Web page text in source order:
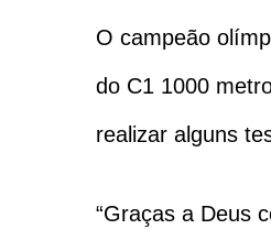
O campeão
do C1 1000
realizar alguns
“Graças a Deus